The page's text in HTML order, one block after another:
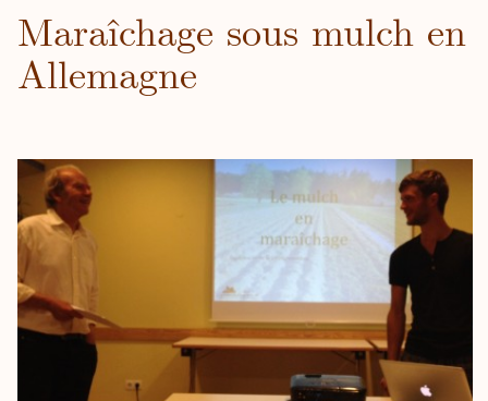
Maraîchage sous mulch en
Allemagne